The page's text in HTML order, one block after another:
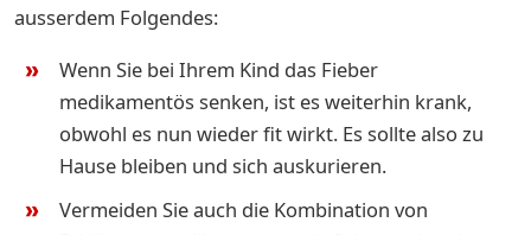
ausserdem Folgendes:
Wenn Sie bei Ihrem Kind das Fieber
medikamentös senken, ist es weiterhin krank,
obwohl es nun wieder fit wirkt. Es sollte also zu
Hause bleiben und sich auskurieren.
Vermeiden Sie auch die Kombination von